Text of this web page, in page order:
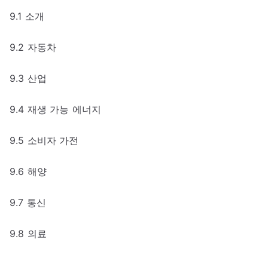
9.1 소개
9.2 자동차
9.3 산업
9.4 재생 가능 에너지
9.5 소비자 가전
9.6 해양
9.7 통신
9.8 의료